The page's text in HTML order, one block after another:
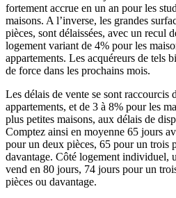
fortement accrue en un an pour les
maisons. A l’inverse, les grandes
pièces, sont délaissées, avec un recul
logement variant de 4% pour les
appartements. Les acquéreurs de tels
de force dans les prochains mois.
Les délais de vente se sont raccourcis
appartements, et de 3 à 8% pour les
plus petites maisons, aux délais de
Comptez ainsi en moyenne 65 jours
pour un deux pièces, 65 pour un trois
davantage. Côté logement individuel,
vend en 80 jours, 74 jours pour un
pièces ou davantage.